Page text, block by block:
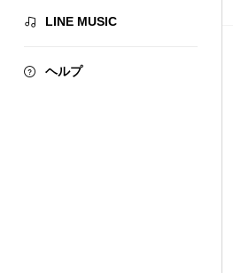
LINE MUSIC
ヘルプ